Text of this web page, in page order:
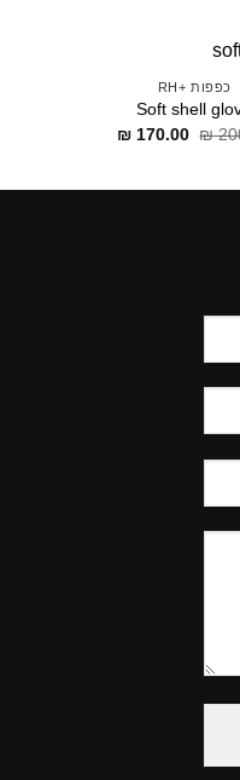
כפפות +RH
Soft shell
₪ דילוג
₪ 170.00
דילוג